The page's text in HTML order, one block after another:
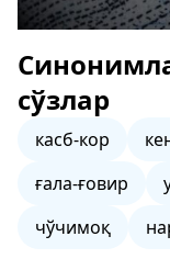
сўзлар
касб-кор
ғала-ғовир
чўчимоқ